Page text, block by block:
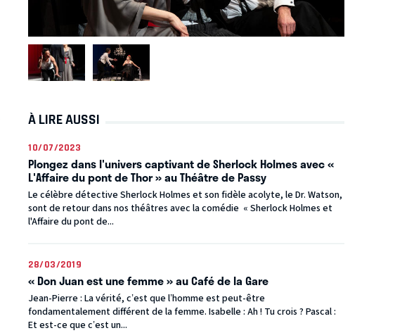
À LIRE AUSSI
10/07/2023
Plongez dans l'univers captivant de Sherlock Holmes avec «
L'Affaire du pont de Thor » au Théâtre de Passy
Le célèbre détective Sherlock Holmes et son fidèle acolyte, le Dr. Watson,
sont de retour dans nos théâtres avec la comédie « Sherlock Holmes et
l'Affaire du pont de...
28/03/2019
« Don Juan est une femme » au Café de la Gare
Jean-Pierre : La vérité, c’est que l’homme est peut-être
fondamentalement différent de la femme. Isabelle : Ah ! Tu crois ? Pascal :
Et est-ce que c’est un...